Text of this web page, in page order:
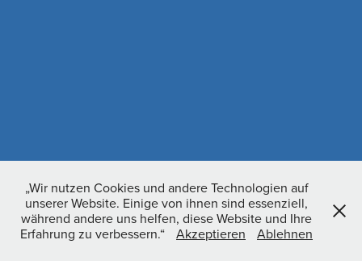
„Wir nutzen Cookies und andere Technologien auf
unserer Website. Einige von ihnen sind essenziell,
während andere uns helfen, diese Website und Ihre
Erfahrung zu verbessern.“
Akzeptieren Ablehnen